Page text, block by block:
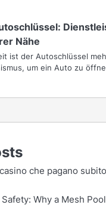
Nähe
ist der Autoschlüssel
um ein Auto zu
che pagano
Why a Mesh